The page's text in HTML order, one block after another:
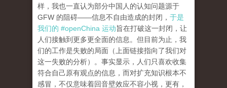
样，我也一直认为部分中国人的认知问题源于
GFW 的阻碍——信息不自由造成的封闭， 于是
我们的 #openChina 运动旨在打破这一封闭，让
人们接触到更多更全面的信息。但目前为止，我
们的工作是失败的局面（ 上面链接指向了我们对
这一失败的分析）。事实显示，人们只喜欢收集
符合自己原有观点的信息，而对扩充知识根本不
感冒，不仅意味着回音壁效应不容小视，更有，